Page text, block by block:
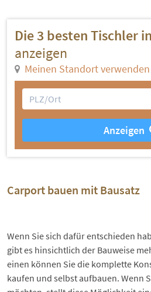
Die 3 besten Tischler in
anzeigen
Meinen Standort verwenden
Anzeigen
Carport bauen mit Bausatz
Wenn Sie sich dafür entschieden
gibt es hinsichtlich der Bauweise
einen können Sie die komplette
kaufen und selbst aufbauen. Wenn